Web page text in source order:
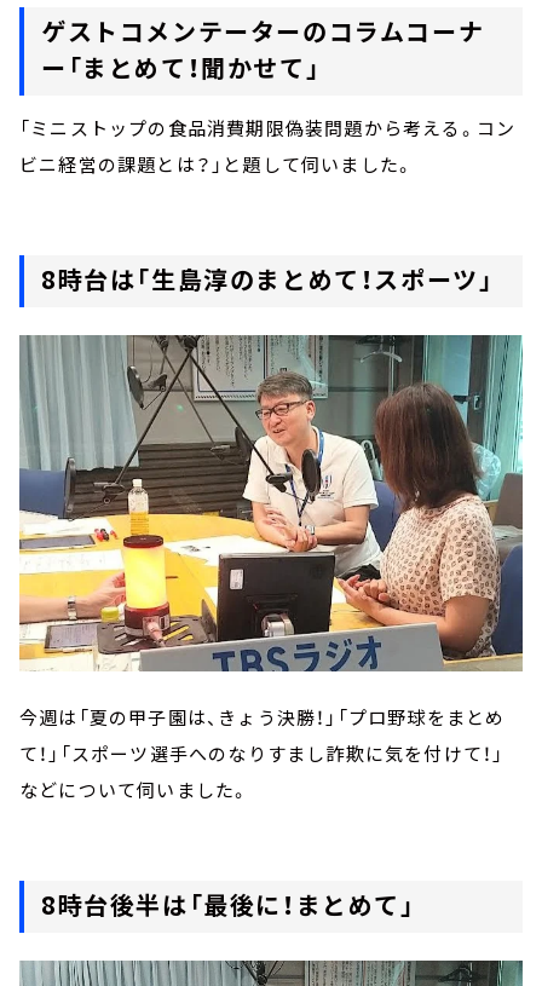
ゲストコメンテーターのコラムコーナ
ー「まとめて！聞かせて」
「ミニストップの食品消費期限偽装問題から考える。コン
ビニ経営の課題とは？」と題して伺いました。
8時台は「生島淳のまとめて！スポーツ」
今週は「夏の甲子園は、きょう決勝！」「プロ野球をまとめ
て！」「スポーツ選手へのなりすまし詐欺に気を付けて！」
などについて伺いました。
8時台後半は「最後に！まとめて」